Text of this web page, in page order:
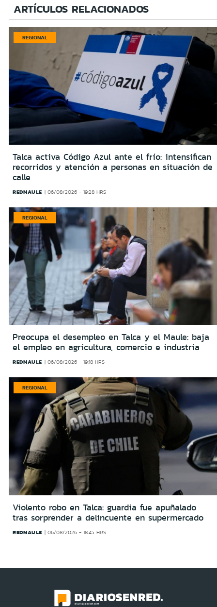
ARTÍCULOS RELACIONADOS
REGIONAL
Talca activa Código Azul ante el frío: intensifican
recorridos y atención a personas en situación de
calle
REDMAULE 06/08/2026 - 19:28 HRS
REGIONAL
Preocupa el desempleo en Talca y el Maule: baja
el empleo en agricultura, comercio e industria
REDMAULE 06/08/2026 - 19:18 HRS
REGIONAL
Violento robo en Talca: guardia fue apuñalado
tras sorprender a delincuente en supermercado
REDMAULE 06/08/2026 - 18:45 HRS